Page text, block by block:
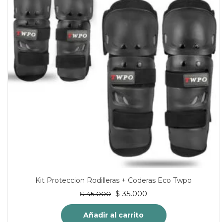
Kit Proteccion Rodilleras + Coderas Eco Twpo
$45.000
El
precio
original
$ 35.000
precio
actual
Añadir al carrito